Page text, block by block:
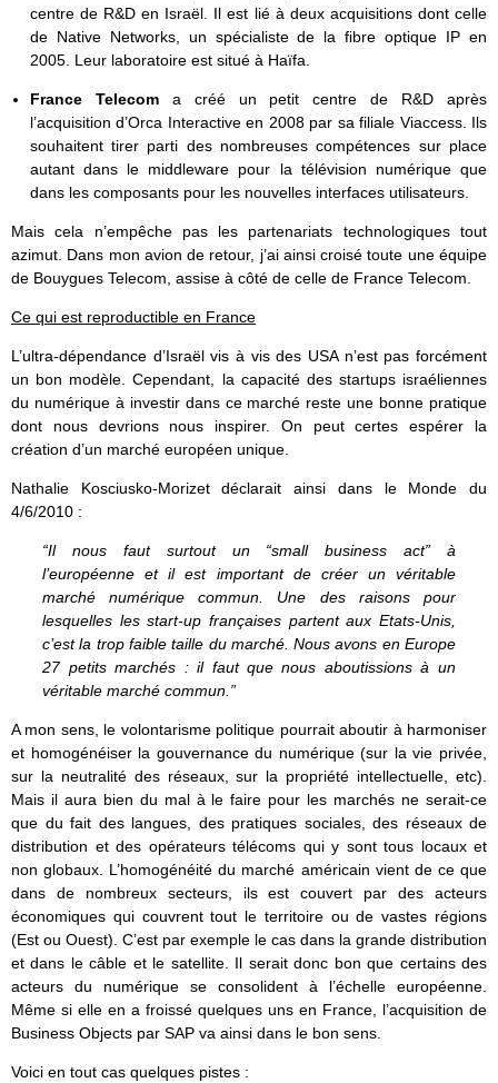
centre de R&D en Israël. Il est lié à deux acquisitions dont celle
de Native Networks, un spécialiste de la fibre optique IP en
2005. Leur laboratoire est situé à Haïfa.
France Telecom a créé un petit centre de R&D après
l’acquisition d’Orca Interactive en 2008 par sa filiale Viaccess. Ils
souhaitent tirer parti des nombreuses compétences sur place
autant dans le middleware pour la télévision numérique que
dans les composants pour les nouvelles interfaces utilisateurs.
Mais cela n’empêche pas les partenariats technologiques tout
azimut. Dans mon avion de retour, j’ai ainsi croisé toute une équipe
de Bouygues Telecom, assise à côté de celle de France Telecom.
Ce qui est reproductible en France
L’ultra-dépendance d’Israël vis à vis des USA n’est pas forcément
un bon modèle. Cependant, la capacité des startups israéliennes
du numérique à investir dans ce marché reste une bonne pratique
dont nous devrions nous inspirer. On peut certes espérer la
création d’un marché européen unique.
Nathalie Kosciusko-Morizet déclarait ainsi dans le Monde du
4/6/2010 :
“Il nous faut surtout un “small business act” à
l’européenne et il est important de créer un véritable
marché numérique commun. Une des raisons pour
lesquelles les start-up françaises partent aux Etats-Unis,
c’est la trop faible taille du marché. Nous avons en Europe
27 petits marchés : il faut que nous aboutissions à un
véritable marché commun.”
A mon sens, le volontarisme politique pourrait aboutir à harmoniser
et homogénéiser la gouvernance du numérique (sur la vie privée,
sur la neutralité des réseaux, sur la propriété intellectuelle, etc).
Mais il aura bien du mal à le faire pour les marchés ne serait-ce
que du fait des langues, des pratiques sociales, des réseaux de
distribution et des opérateurs télécoms qui y sont tous locaux et
non globaux. L’homogénéité du marché américain vient de ce que
dans de nombreux secteurs, ils est couvert par des acteurs
économiques qui couvrent tout le territoire ou de vastes régions
(Est ou Ouest). C’est par exemple le cas dans la grande distribution
et dans le câble et le satellite. Il serait donc bon que certains des
acteurs du numérique se consolident à l’échelle européenne.
Même si elle en a froissé quelques uns en France, l’acquisition de
Business Objects par SAP va ainsi dans le bon sens.
Voici en tout cas quelques pistes :